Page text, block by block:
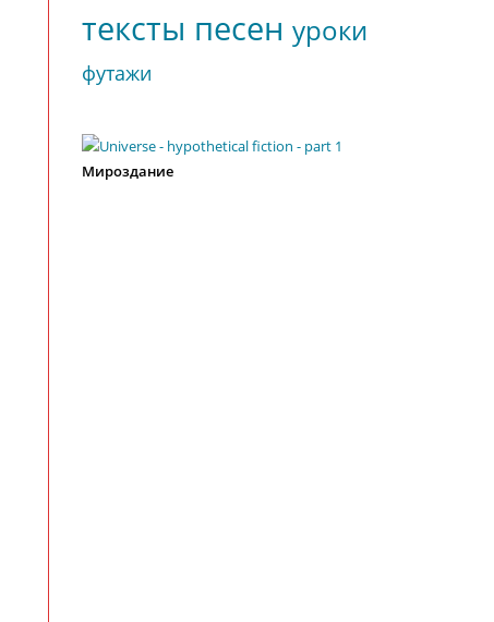
тексты песен уроки
футажи
Мироздание